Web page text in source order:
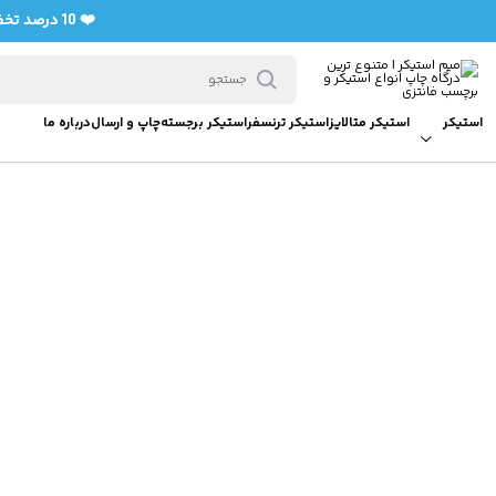
❤️ 10 درصد تخفیف برای خرید اولی ها با کد تخفیف bedifferent (فعال سازی با سفارش حداقل 7 استیکر)❤️
استیکر استیکر متالایزاستیکر ترنسفراستیکر برجستهچاپ و ارسالدرباره ما